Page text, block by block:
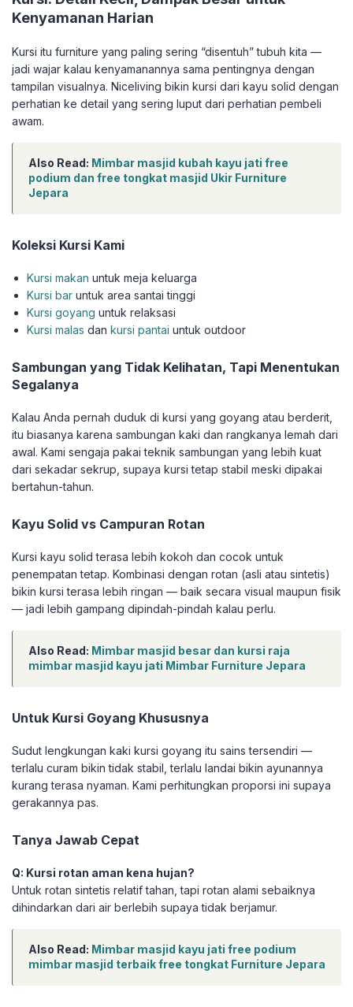
Kenyamanan Harian
Kursi itu furniture yang paling sering “disentuh” tubuh kita —
jadi wajar kalau kenyamanannya sama pentingnya dengan
tampilan visualnya. Niceliving bikin kursi dari kayu solid dengan
perhatian ke detail yang sering luput dari perhatian pembeli
awam.
Also Read: Mimbar masjid kubah kayu jati free
podium dan free tongkat masjid Ukir Furniture
Jepara
Koleksi Kursi Kami
Kursi makan untuk meja keluarga
Kursi bar untuk area santai tinggi
Kursi goyang untuk relaksasi
Kursi malas dankursi pantai untuk outdoor
Sambungan yang Tidak Kelihatan, Tapi Menentukan
Segalanya
Kalau Anda pernah duduk di kursi yang goyang atau berderit,
itu biasanya karena sambungan kaki dan rangkanya lemah dari
awal. Kami sengaja pakai teknik sambungan yang lebih kuat
dari sekadar sekrup, supaya kursi tetap stabil meski dipakai
bertahun-tahun.
Kayu Solid vs Campuran Rotan
Kursi kayu solid terasa lebih kokoh dan cocok untuk
penempatan tetap. Kombinasi dengan rotan (asli atau sintetis)
bikin kursi terasa lebih ringan — baik secara visual maupun fisik
— jadi lebih gampang dipindah-pindah kalau perlu.
Also Read: Mimbar masjid besar dan kursi raja
mimbar masjid kayu jati Mimbar Furniture Jepara
Untuk Kursi Goyang Khususnya
Sudut lengkungan kaki kursi goyang itu sains tersendiri —
terlalu curam bikin tidak stabil, terlalu landai bikin ayunannya
kurang terasa nyaman. Kami perhitungkan proporsi ini supaya
gerakannya pas.
Tanya Jawab Cepat
Q: Kursi rotan aman kena hujan?
Untuk rotan sintetis relatif tahan, tapi rotan alami sebaiknya
dihindarkan dari air berlebih supaya tidak berjamur.
Also Read: Mimbar masjid kayu jati free podium
mimbar masjid terbaik free tongkat Furniture Jepara